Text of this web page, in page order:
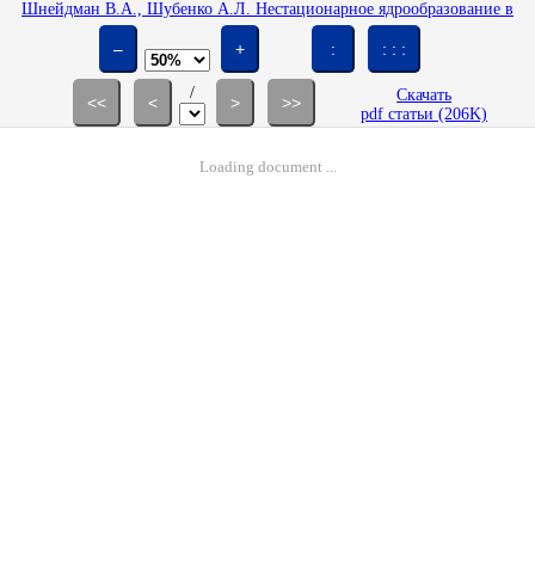
Шнейдман В.А., Шубенко А.Л. Нестационарное ядрообразование в
переохлажденном паре: аналитическое описание и численные расчеты
// Изв. АН СССР. МЖГ. 1986. № 2. С. 169-171.
– + : : : :
<< <
/
> >>
Скачать
pdf статьи (206K)
Loading document ...